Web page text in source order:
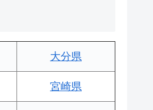
大分県
宮崎県